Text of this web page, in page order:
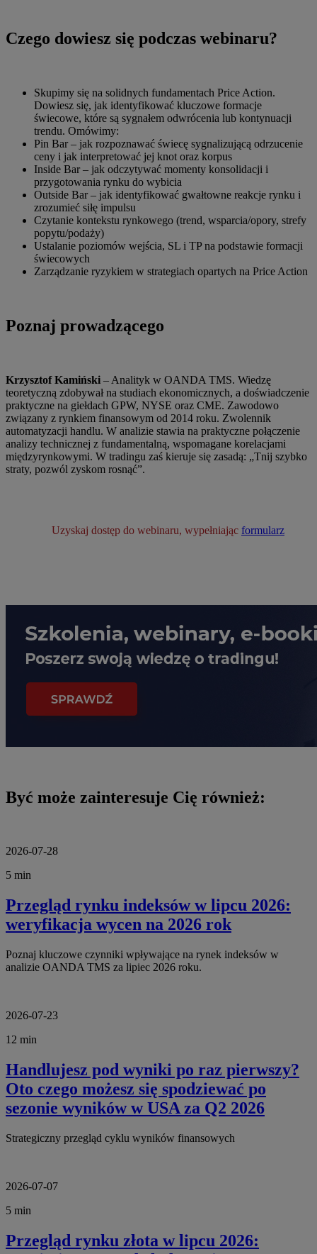
Czego dowiesz się podczas webinaru?
Skupimy się na solidnych fundamentach Price Action.
Dowiesz się, jak identyfikować kluczowe formacje
świecowe, które są sygnałem odwrócenia lub kontynuacji
trendu. Omówimy:
Pin Bar – jak rozpoznawać świecę sygnalizującą odrzucenie
ceny i jak interpretować jej knot oraz korpus
Inside Bar – jak odczytywać momenty konsolidacji i
przygotowania rynku do wybicia
Outside Bar – jak identyfikować gwałtowne reakcje rynku i
zrozumieć siłę impulsu
Czytanie kontekstu rynkowego (trend, wsparcia/opory, strefy
popytu/podaży)
Ustalanie poziomów wejścia, SL i TP na podstawie formacji
świecowych
Zarządzanie ryzykiem w strategiach opartych na Price Action
Poznaj prowadzącego
Krzysztof Kamiński – Analityk w OANDA TMS. Wiedzę
teoretyczną zdobywał na studiach ekonomicznych, a doświadczenie
praktyczne na giełdach GPW, NYSE oraz CME. Zawodowo
związany z rynkiem finansowym od 2014 roku. Zwolennik
automatyzacji handlu. W analizie stawia na praktyczne połączenie
analizy technicznej z fundamentalną, wspomagane korelacjami
międzyrynkowymi. W tradingu zaś kieruje się zasadą: „Tnij szybko
straty, pozwól zyskom rosnąć”.
Uzyskaj dostęp do webinaru, wypełniając formularz
Być może zainteresuje Cię również:
2026-07-28
5 min
Przegląd rynku indeksów w lipcu 2026:
weryfikacja wycen na 2026 rok
Poznaj kluczowe czynniki wpływające na rynek indeksów w
analizie OANDA TMS za lipiec 2026 roku.
2026-07-23
12 min
Handlujesz pod wyniki po raz pierwszy?
Oto czego możesz się spodziewać po
sezonie wyników w USA za Q2 2026
Strategiczny przegląd cyklu wyników finansowych
2026-07-07
5 min
Przegląd rynku złota w lipcu 2026: